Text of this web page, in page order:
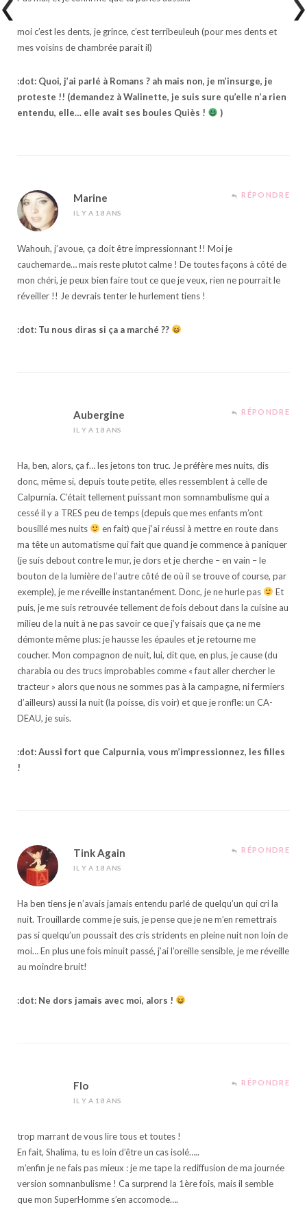
moi c’est les dents, je grince, c’est terribeuleuh (pour mes dents et
mes voisins de chambrée parait il)
:dot: Quoi, j’ai parlé à Romans ? ah mais non, je m’insurge, je
proteste !! (demandez à Walinette, je suis sure qu’elle n’a rien
entendu, elle… elle avait ses boules Quiès !
)
Marine
IL Y A 18 ANS
RÉPONDRE
Wahouh, j’avoue, ça doit être impressionnant !! Moi je
cauchemarde… mais reste plutot calme ! De toutes façons à côté de
mon chéri, je peux bien faire tout ce que je veux, rien ne pourrait le
réveiller !! Je devrais tenter le hurlement tiens !
:dot: Tu nous diras si ça a marché ??
Aubergine
IL Y A 18 ANS
RÉPONDRE
Ha, ben, alors, ça f… les jetons ton truc. Je préfère mes nuits, dis
donc, même si, depuis toute petite, elles ressemblent à celle de
Calpurnia. C’était tellement puissant mon somnambulisme qui a
cessé il y a TRES peu de temps (depuis que mes enfants m’ont
bousillé mes nuits
en fait) que j’ai réussi à mettre en route dans
ma tête un automatisme qui fait que quand je commence à paniquer
(je suis debout contre le mur, je dors et je cherche – en vain – le
bouton de la lumière de l’autre côté de où il se trouve of course, par
exemple), je me réveille instantanément. Donc, je ne hurle pas
Et
puis, je me suis retrouvée tellement de fois debout dans la cuisine au
milieu de la nuit à ne pas savoir ce que j’y faisais que ça ne me
démonte même plus: je hausse les épaules et je retourne me
coucher. Mon compagnon de nuit, lui, dit que, en plus, je cause (du
charabia ou des trucs improbables comme « faut aller chercher le
tracteur » alors que nous ne sommes pas à la campagne, ni fermiers
d’ailleurs) aussi la nuit (la poisse, dis voir) et que je ronfle: un CA-
DEAU, je suis.
:dot: Aussi fort que Calpurnia, vous m’impressionnez, les filles
!
Tink Again
IL Y A 18 ANS
RÉPONDRE
Ha ben tiens je n’avais jamais entendu parlé de quelqu’un qui cri la
nuit. Trouillarde comme je suis, je pense que je ne m’en remettrais
pas si quelqu’un poussait des cris stridents en pleine nuit non loin de
moi… En plus une fois minuit passé, j’ai l’oreille sensible, je me réveille
au moindre bruit!
:dot: Ne dors jamais avec moi, alors !
Flo
IL Y A 18 ANS
RÉPONDRE
trop marrant de vous lire tous et toutes !
En fait, Shalima, tu es loin d’être un cas isolé…..
m’enfin je ne fais pas mieux : je me tape la rediffusion de ma journée
version somnanbulisme ! Ca surprend la 1ère fois, mais il semble
que mon SuperHomme s’en accomode….